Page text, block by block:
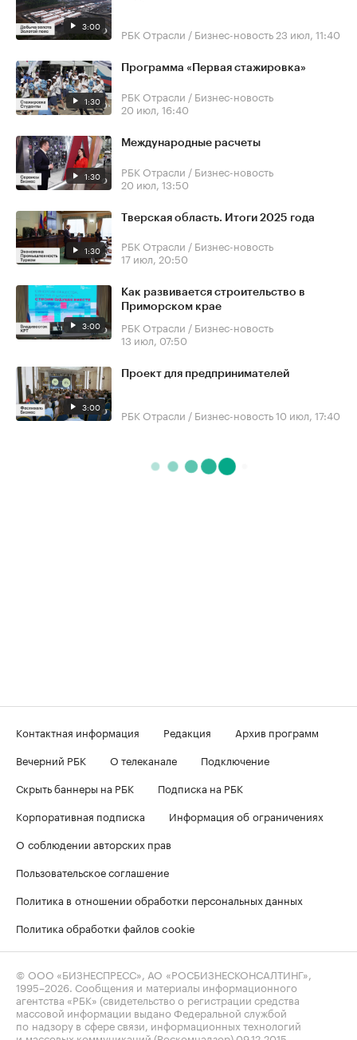
3:00 РБК Отрасли / Бизнес-новость 23 июл, 11:40
1:30
Программа «Первая стажировка»
РБК Отрасли / Бизнес-новость
20 июл, 16:40
1:30
Международные расчеты
РБК Отрасли / Бизнес-новость
20 июл, 13:50
1:30
Тверская область. Итоги 2025 года
РБК Отрасли / Бизнес-новость
17 июл, 20:50
3:00
Как развивается строительство в
Приморском крае
РБК Отрасли / Бизнес-новость
13 июл, 07:50
3:00
Проект для предпринимателей
РБК Отрасли / Бизнес-новость10 июл, 17:40
Контактная информация Редакция
Архив программ
Вечерний РБК
О телеканале
Подключение
Скрыть баннеры на РБК
Подписка на РБК
Корпоративная подписка
Информация об ограничениях
О соблюдении авторских прав
Пользовательское соглашение
Политика в отношении обработки персональных данных
Политика обработки файлов cookie
© ООО «БИЗНЕСПРЕСС», АО «РОСБИЗНЕСКОНСАЛТИНГ»,
1995–2026. Сообщения и материалы информационного
агентства «РБК» (свидетельство о регистрации средства
массовой информации выдано Федеральной службой
по надзору в сфере связи, информационных технологий